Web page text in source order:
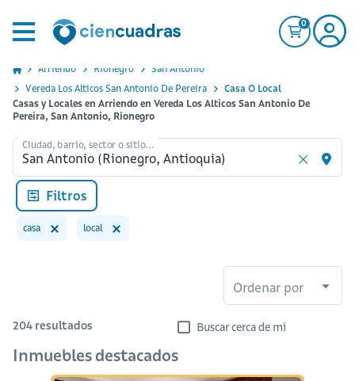
0
Arriendo Rionegro
San Antonio
Vereda Los Alticos San Antonio De Pereira
Casa O Local
Casas y Locales en Arriendo en Vereda Los Alticos San Antonio De
Pereira, San Antonio, Rionegro
Ciudad, barrio, sector o sitio...
Filtros
casa local
Ordenar por
204 resultados Buscar cerca de mi
Inmuebles destacados